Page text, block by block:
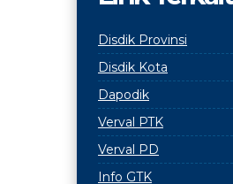
Disdik Provinsi
Disdik Kota
Dapodik
Verval PTK
Verval PD
Info GTK